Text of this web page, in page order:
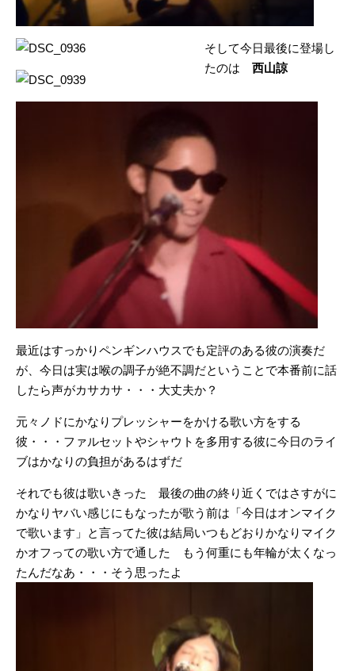
そして今日最後に登場し
たのは 西山諒
最近はすっかりペンギンハウスでも定評のある彼の演奏だ
が、今日は実は喉の調子が絶不調だということで本番前に話
したら声がカサカサ・・・大丈夫か？
元々ノドにかなりプレッシャーをかける歌い方をする
彼・・・ファルセットやシャウトを多用する彼に今日のライ
ブはかなりの負担があるはずだ
それでも彼は歌いきった 最後の曲の終り近くではさすがに
かなりヤバい感じにもなったが歌う前は「今日はオンマイク
で歌います」と言ってた彼は結局いつもどおりかなりマイク
かオフっての歌い方で通した もう何重にも年輪が太くなっ
たんだなあ・・・そう思ったよ